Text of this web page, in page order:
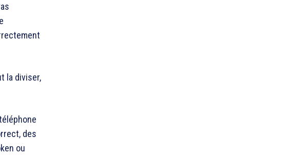
la diviser,
des
ou